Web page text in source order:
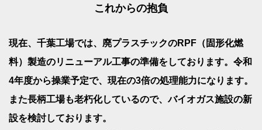
これからの抱負
現在、千葉工場では、廃プラスチックのRPF（固形化燃
料）製造のリニューアル工事の準備をしております。令和
4年度から操業予定で、現在の3倍の処理能力になります。
また長柄工場も老朽化しているので、バイオガス施設の新
設を検討しております。